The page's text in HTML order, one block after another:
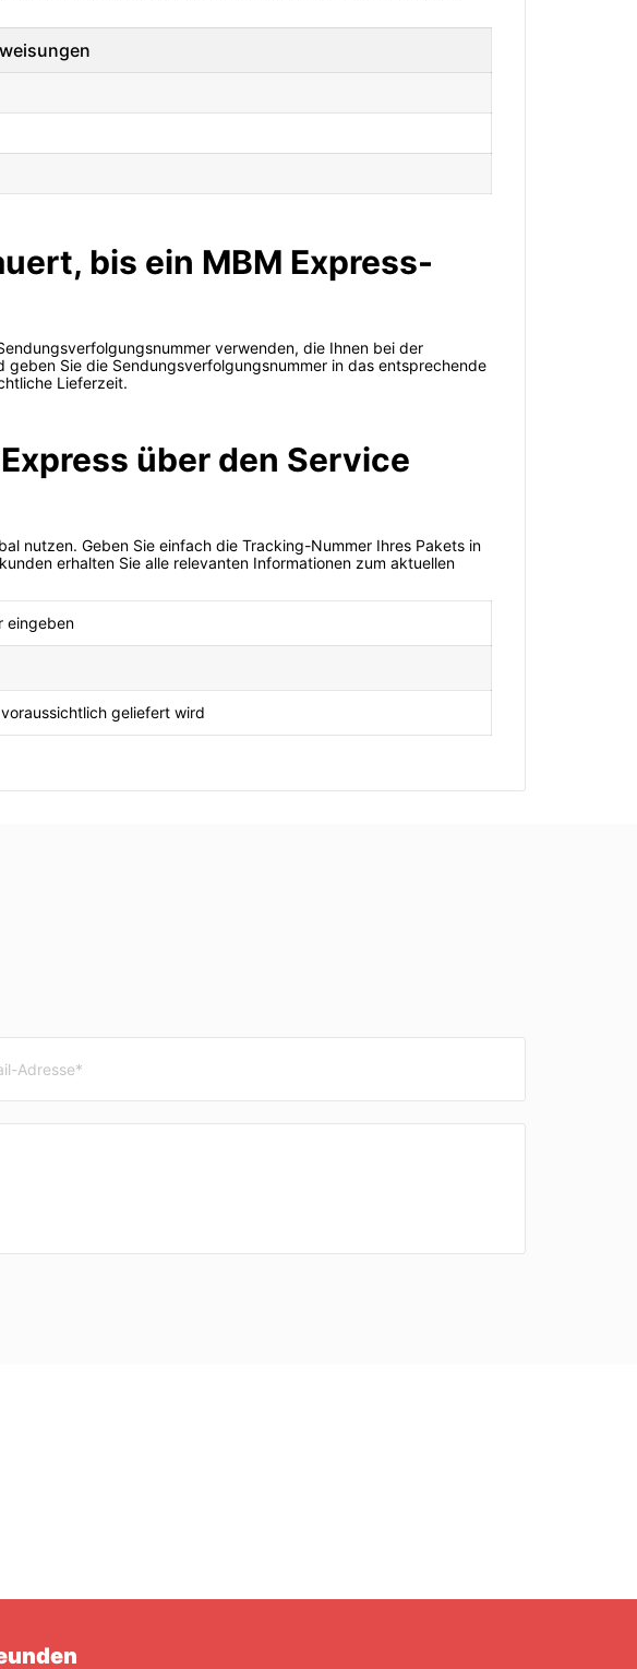
bis ein MBM Express-
verwenden, die Ihnen bei der
Sie die Sendungsverfolgungsnummer in das entsprechende
Lieferzeit.
über den Service
nutzen. Geben Sie einfach die Tracking-Nummer Ihres Pakets in
erhalten Sie alle relevanten Informationen zum aktuellen
eingeben
geliefert wird